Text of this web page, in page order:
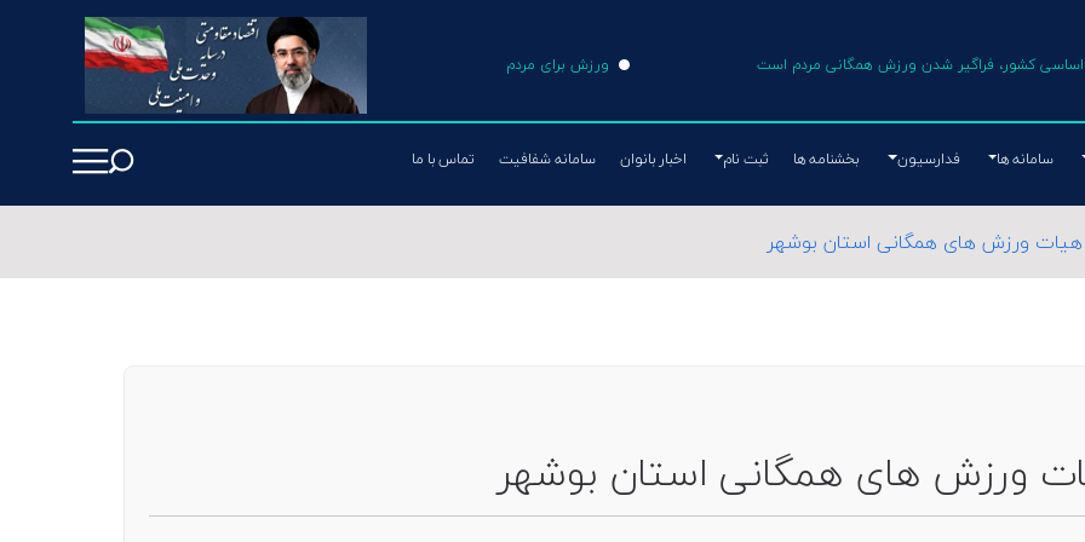
اساسی کشور، فراگیر شدن ورزش همگانی مردم است ورزش برای مردم
سامانه ها فدارسیون بخشنامه ها ثبت نام اخبار بانوان سامانه شفافیت تماس با ما
هیات ورزش های همگانی استان بوشهر
ورزش های همگانی استان بوشهر